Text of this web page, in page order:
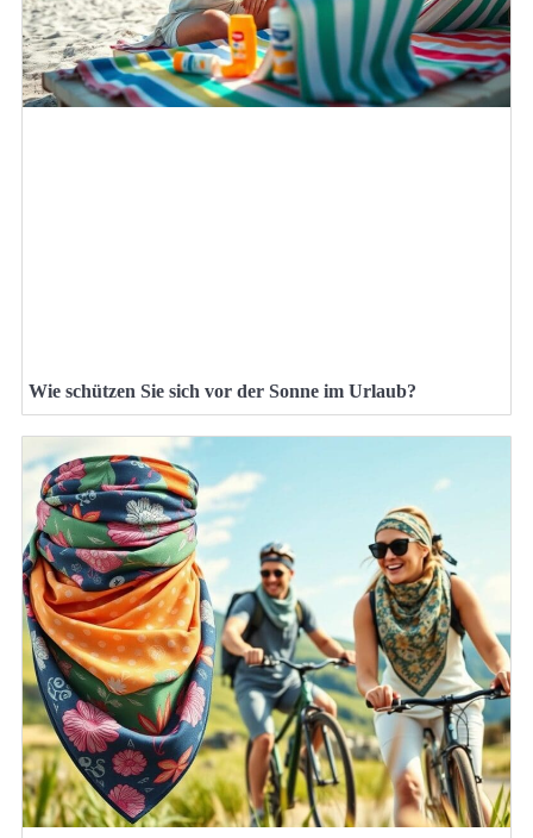
Wie schützen Sie sich vor der Sonne im Urlaub?